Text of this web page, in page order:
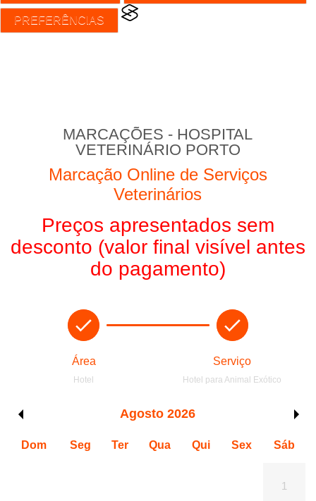
PREFERÊNCIAS
MARCAÇÕES - HOSPITAL
VETERINÁRIO PORTO
Marcação Online de Serviços
Veterinários
Preços apresentados sem
desconto (valor final visível antes
do pagamento)
Área
Hotel
Serviço
Hotel para Animal Exótico
Agosto 2026
Dom Seg Ter Qua Qui Sex Sáb
1